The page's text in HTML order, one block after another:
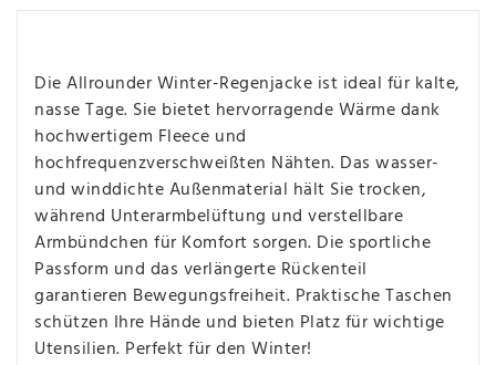
Die Allrounder Winter-Regenjacke ist ideal für kalte,
nasse Tage. Sie bietet hervorragende Wärme dank
hochwertigem Fleece und
hochfrequenzverschweißten Nähten. Das wasser-
und winddichte Außenmaterial hält Sie trocken,
während Unterarmbelüftung und verstellbare
Armbündchen für Komfort sorgen. Die sportliche
Passform und das verlängerte Rückenteil
garantieren Bewegungsfreiheit. Praktische Taschen
schützen Ihre Hände und bieten Platz für wichtige
Utensilien. Perfekt für den Winter!